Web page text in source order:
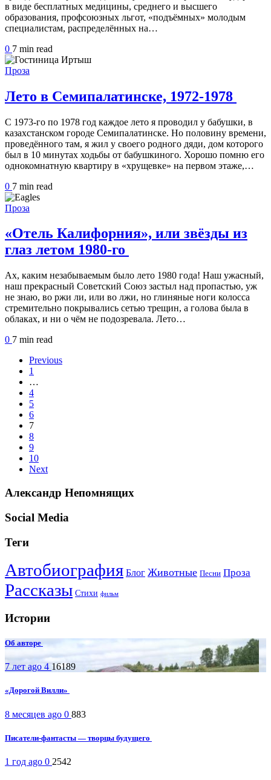
в виде бесплатных медицины, среднего и высшего
образования, профсоюзных льгот, «подъёмных» молодым
специалистам, распределённых на…
0 7 min read
Проза
Лето в Семипалатинске, 1972-1978
С 1973-го по 1978 год каждое лето я проводил у бабушки, в
казахстанском городе Семипалатинске. Но половину времени,
проведённого там, я жил у своего родного дяди, дом которого
был в 10 минутах ходьбы от бабушкиного. Хорошо помню его
однокомнатную квартиру в «хрущевке» на первом этаже,…
0 7 min read
Проза
«Отель Калифорния», или звёзды из
глаз летом 1980-го
Ах, каким незабываемым было лето 1980 года! Наш ужасный,
наш прекрасный Советский Союз застыл над пропастью, уж
не знаю, во ржи ли, или во лжи, но глиняные ноги колосса
стремительно покрывались сетью трещин, а голова была в
облаках, и ни о чём не подозревала. Лето…
0 7 min read
Previous
1
…
4
5
6
7
8
9
10
Next
Александр Непомнящих
Social Media
Теги
Автобиография Блог Животные Песни Проза
Рассказы Стихи фильм
Истории
Об авторе
7 лет ago 4 16189
«Дорогой Вилли»
8 месяцев ago 0 883
Писатели-фантасты — творцы будущего
1 год ago 0 2542